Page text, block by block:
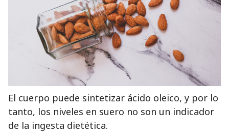
El cuerpo puede sintetizar ácido oleico, y por lo
tanto, los niveles en suero no son un indicador
de la ingesta dietética.